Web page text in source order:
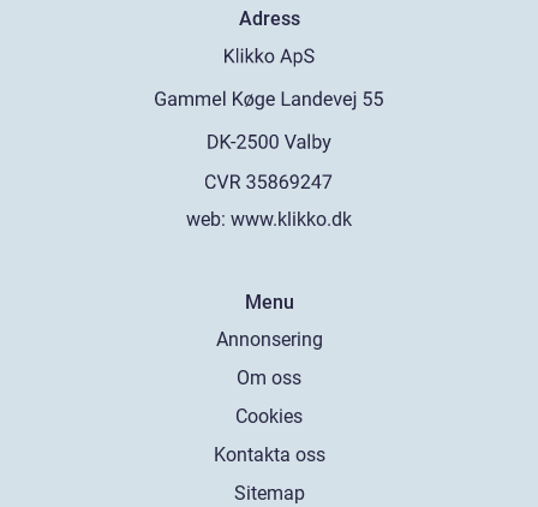
Adress
web: www.klikko.dk
Menu
Annonsering
Om oss
Cookies
Kontakta oss
Sitemap